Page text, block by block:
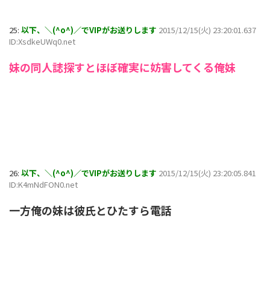
25: 以下、＼(^o^)／でVIPがお送りします 2015/12/15(火) 23:20:01.637
ID:XsdkeUWq0.net
妹の同人誌探すとほぼ確実に妨害してくる俺妹
26: 以下、＼(^o^)／でVIPがお送りします 2015/12/15(火) 23:20:05.841
ID:K4mNdFON0.net
一方俺の妹は彼氏とひたすら電話